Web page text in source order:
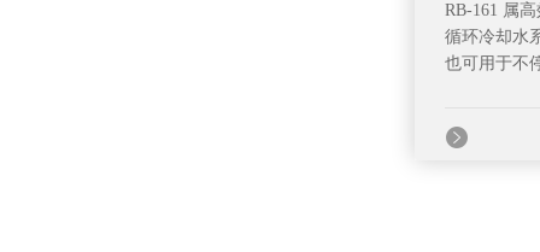
RB-161 属
循环冷却水
也可用于不